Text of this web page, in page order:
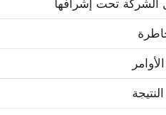
الشركة تحت إشرافها